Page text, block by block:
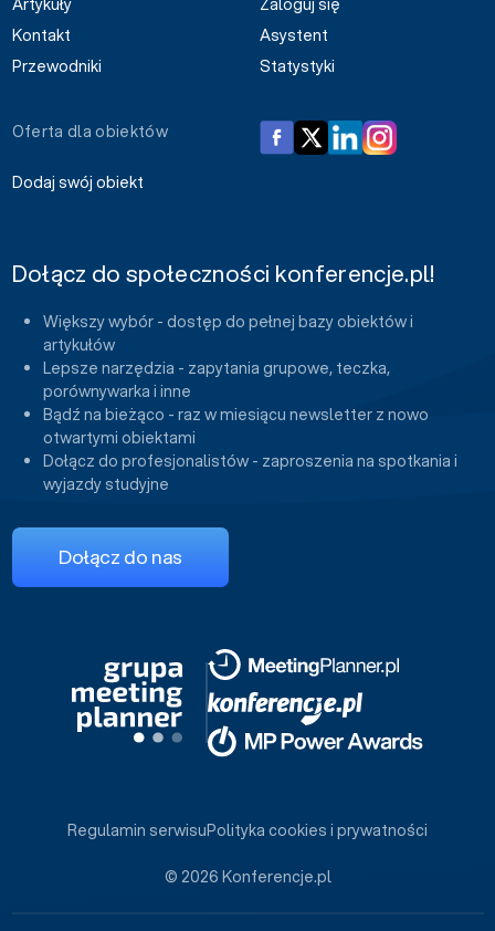
Artykuły
Kontakt
Przewodniki
Zaloguj się
Asystent
Statystyki
Oferta dla obiektów
Dodaj swój obiekt
Dołącz do społeczności konferencje.pl!
Większy wybór - dostęp do pełnej bazy obiektów i
artykułów
Lepsze narzędzia - zapytania grupowe, teczka,
porównywarka i inne
Bądź na bieżąco - raz w miesiącu newsletter z nowo
otwartymi obiektami
Dołącz do profesjonalistów - zaproszenia na spotkania i
wyjazdy studyjne
Dołącz do nas
© 2026 Konferencje.pl
Regulamin serwisuPolityka cookies i prywatności